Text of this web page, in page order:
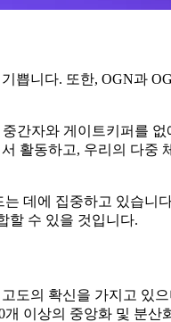
쁩니다. 또한, OGN과
자와 게이트키퍼를
활동하고, 우리의 다중
데에 집중하고 있습니
할 수 있을 것입니다.
도의 확신을 가지고 있
이상의 중앙화 및 분